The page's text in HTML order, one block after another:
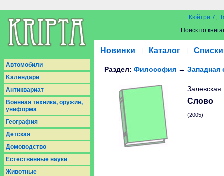
Кюйтри 7,
Поиск по
Новинки Каталог Списки
Aвтомобили
Kалендари
Антиквариат
Военная техника, оружие,
униформа
География
Детская
Домоводство
Естественные науки
Животные
Раздел: Философия → Западная
Залевская
Слово
(2005)